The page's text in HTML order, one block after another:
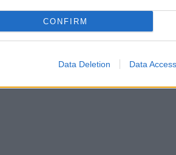
CONFIRM
Data Deletion Data Access